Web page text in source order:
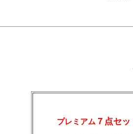
プレミアム７点セッ